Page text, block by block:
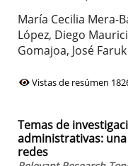
María Cecilia Mera-
López, Diego
Gomajoa, José
Vistas de resúmen
Temas de
administrativas:
redes